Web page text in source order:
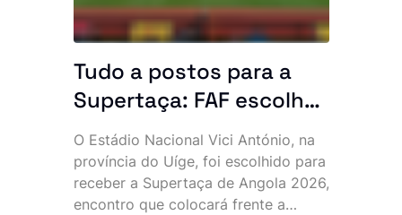
Tudo a postos para a
Supertaça: FAF escolhe
o Uíge para receber a
Supertaça entre Petro e
Williete
O Estádio Nacional Vici António, na
província do Uíge, foi escolhido para
receber a Supertaça de Angola 2026,
encontro que colocará frente a